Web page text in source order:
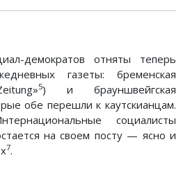
демократов отняты теперь
газеты: бременская
5) и брауншвейгская
обе перешли к каутскианцам.
социалисты
на своем посту — ясно и
7.